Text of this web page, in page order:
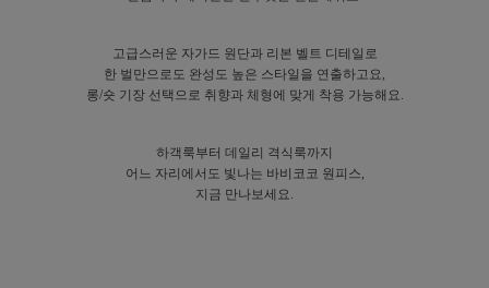
고급스러운 자가드 원단과 리본 벨트 디테일로
한 벌만으로도 완성도 높은 스타일을 연출하고요,
롱/숏 기장 선택으로 취향과 체형에 맞게 착용 가능해요.
하객룩부터 데일리 격식룩까지
어느 자리에서도 빛나는 바비코코 원피스,
지금 만나보세요.